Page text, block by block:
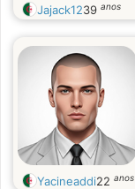
Jajack1239 anos
Yacineaddi22 anos